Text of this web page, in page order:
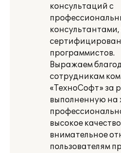
консультаций с
программистов.
Выражаем
сотрудникам
«ТехноСофт» за
выполненную на
высокое
внимательное
пользователям